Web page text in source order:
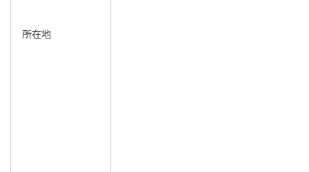
所在地